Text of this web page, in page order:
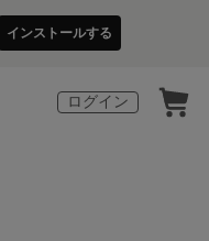
インストールする
ログイン